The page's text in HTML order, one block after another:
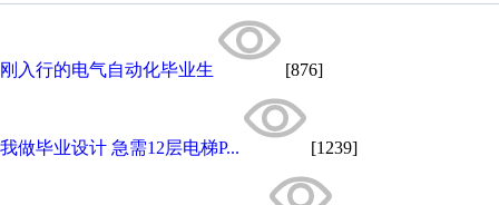
刚入行的电气自动化毕业生 [876]
我做毕业设计 急需12层电梯P... [1239]